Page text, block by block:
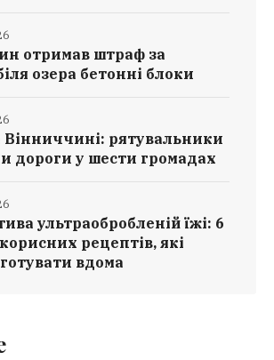
отримав штраф за
озера бетонні блоки
Вінниччині: рятувальники
дороги у шести громадах
ультраобробленій їжі: 6
рецептів, які
вдома